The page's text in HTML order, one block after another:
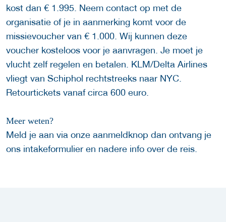
kost dan € 1.995. Neem contact op met de
organisatie of je in aanmerking komt voor de
missievoucher van € 1.000. Wij kunnen deze
voucher kosteloos voor je aanvragen. Je moet je
vlucht zelf regelen en betalen. KLM/Delta Airlines
vliegt van Schiphol rechtstreeks naar NYC.
Retourtickets vanaf circa 600 euro.
Meer weten?
Meld je aan via onze aanmeldknop dan ontvang je
ons intakeformulier en nadere info over de reis.